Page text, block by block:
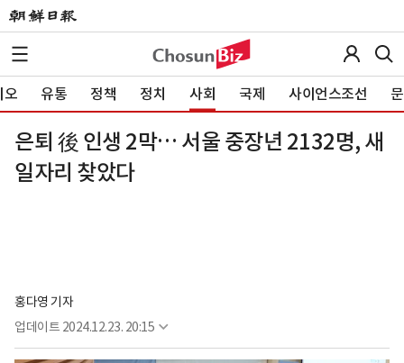
오 유통 정책 정치 사회 국제 사이언스조선
은퇴 後 인생 2막… 서울 중장년 2132명, 새
일자리 찾았다
홍다영 기자
업데이트 2024.12.23. 20:15